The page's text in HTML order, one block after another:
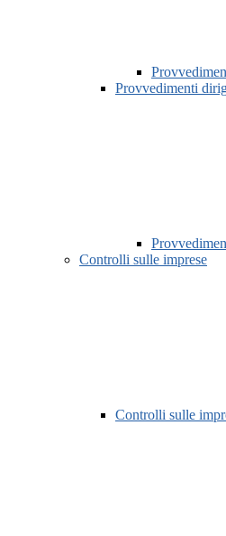
Provvedimenti
Controlli sulle imprese
Controlli sulle